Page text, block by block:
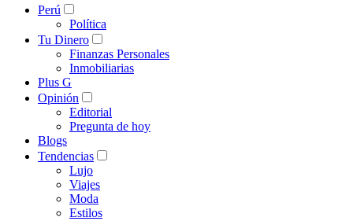
Perú
Política
Tu Dinero
Finanzas Personales
Inmobiliarias
Plus G
Opinión
Editorial
Pregunta de hoy
Blogs
Tendencias
Lujo
Viajes
Moda
Estilos